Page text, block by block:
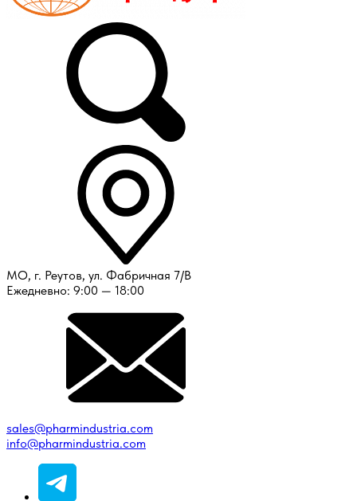
МО, г. Реутов, ул. Фабричная 7/В
Ежедневно: 9:00 — 18:00
sales@pharmindustria.com
info@pharmindustria.com